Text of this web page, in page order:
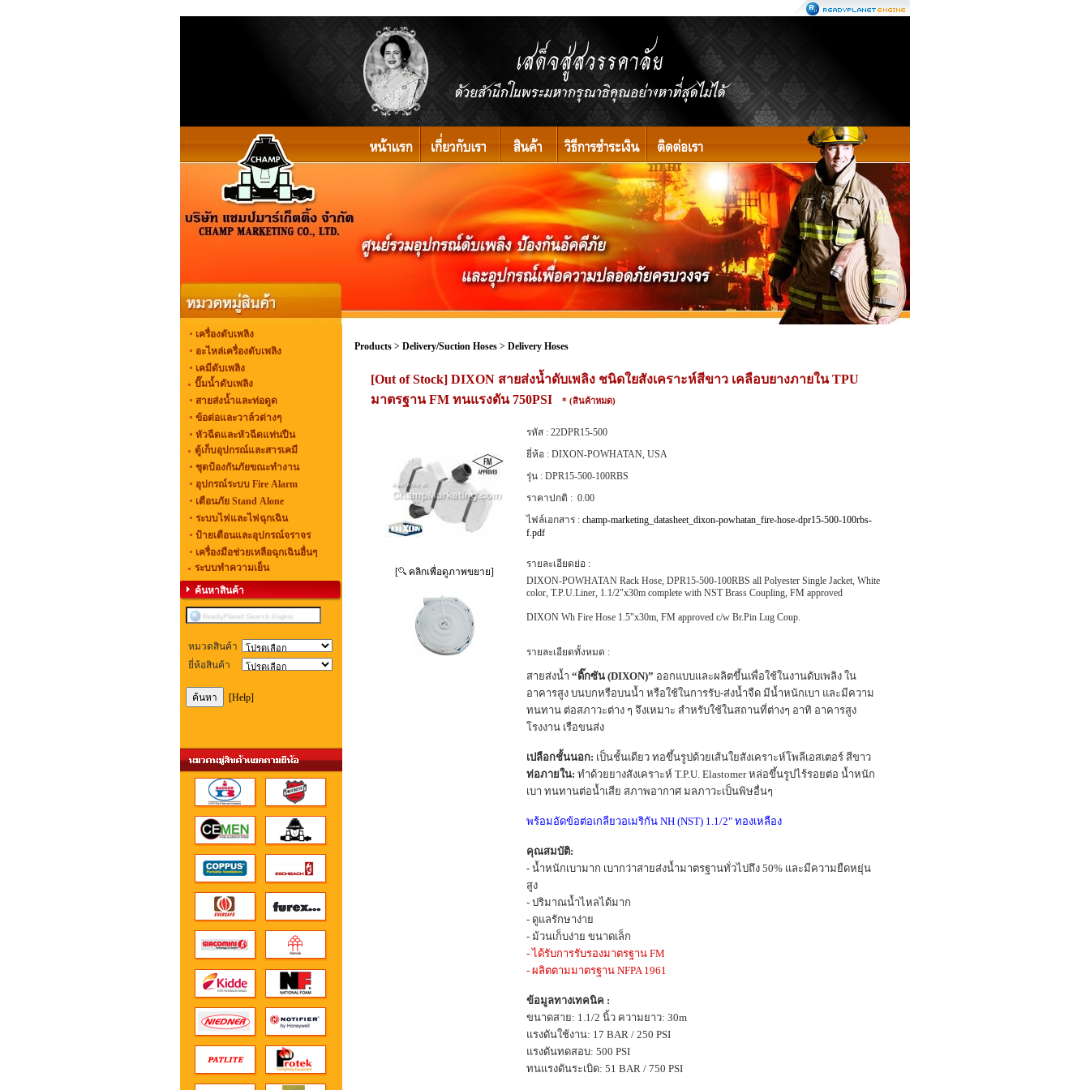
เครื่องดับเพลิง
อะไหล่เครื่องดับเพลิง
เคมีดับเพลิง
ปั๊มน้ำดับเพลิง
สายส่งน้ำและท่อดูด
ข้อต่อและวาล์วต่างๆ
หัวฉีดและหัวฉีดแท่นปืน
ตู้เก็บอุปกรณ์และสารเคมี
ชุดป้องกันภัยขณะทำงาน
อุปกรณ์ระบบ Fire Alarm
เตือนภัย Stand Alone
ระบบไฟและไฟฉุกเฉิน
ป้ายเตือนและอุปกรณ์จราจร
เครื่องมือช่วยเหลือฉุกเฉินอื่นๆ
ระบบทำความเย็น
ค้นหาสินค้า
หมวดสินค้า
ยี่ห้อสินค้า
[Help]
Products > Delivery/Suction Hoses > Delivery Hoses
[Out of Stock] DIXON สายส่งน้ำดับเพลิง ชนิดใยสังเคราะห์สีขาว เคลือบยางภายใน TPU
มาตรฐาน FM ทนแรงดัน 750PSI
* (สินค้าหมด)
[ คลิกเพื่อดูภาพขยาย]
รหัส : 22DPR15-500
ยี่ห้อ : DIXON-POWHATAN, USA
รุ่น : DPR15-500-100RBS
ราคาปกติ : 0.00
ไฟล์เอกสาร : champ-marketing_datasheet_dixon-powhatan_fire-hose-dpr15-500-100rbs-
f.pdf
รายละเอียดย่อ :
DIXON-POWHATAN Rack Hose, DPR15-500-100RBS all Polyester Single Jacket, White
color, T.P.U.Liner, 1.1/2"x30m complete with NST Brass Coupling, FM approved
DIXON Wh Fire Hose 1.5"x30m, FM approved c/w Br.Pin Lug Coup.
รายละเอียดทั้งหมด :
สายส่งน้ำ “ดิ๊กซัน (DIXON)” ออกแบบและผลิตขึ้นเพื่อใช้ในงานดับเพลิง ใน
อาคารสูง บนบกหรือบนน้ำ หรือใช้ในการรับ-ส่งน้ำจืด มีน้ำหนักเบา และมีความ
ทนทาน ต่อสภาวะต่าง ๆ จึงเหมาะ สำหรับใช้ในสถานที่ต่างๆ อาทิ อาคารสูง
โรงงาน เรือขนส่ง
เปลือกชั้นนอก: เป็นชั้นเดียว ทอขึ้นรูปด้วยเส้นใยสังเคราะห์โพลีเอสเตอร์ สีขาว
ท่อภายใน: ทำด้วยยางสังเคราะห์ T.P.U. Elastomer หล่อขึ้นรูปไร้รอยต่อ น้ำหนัก
เบา ทนทานต่อน้ำเสีย สภาพอากาศ มลภาวะเป็นพิษอื่นๆ
พร้อมอัดข้อต่อเกลียวอเมริกัน NH (NST) 1.1/2" ทองเหลือง
คุณสมบัติ:
- น้ำหนักเบามาก เบากว่าสายส่งน้ำมาตรฐานทั่วไปถึง 50% และมีความยืดหยุ่น
สูง
- ปริมาณน้ำไหลได้มาก
- ดูแลรักษาง่าย
- ม้วนเก็บง่าย ขนาดเล็ก
- ได้รับการรับรองมาตรฐาน FM
- ผลิตตามมาตรฐาน NFPA 1961
ข้อมูลทางเทคนิค :
ขนาดสาย: 1.1/2 นิ้ว ความยาว: 30m
แรงดันใช้งาน: 17 BAR / 250 PSI
แรงดันทดสอบ: 500 PSI
ทนแรงดันระเบิด: 51 BAR / 750 PSI